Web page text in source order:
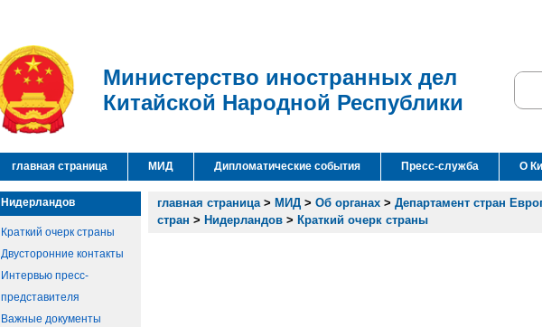
Министерство иностранных дел
Китайской Народной Республики
главная страница МИД Дипломатические события Пресс-служба О
Нидерландов
Краткий очерк страны
Двусторонние контакты
Интервью пресс-
представителя
Важные документы
главная страница> МИД > Об органах > Департамент стран
стран > Нидерландов > Краткий очерк страны